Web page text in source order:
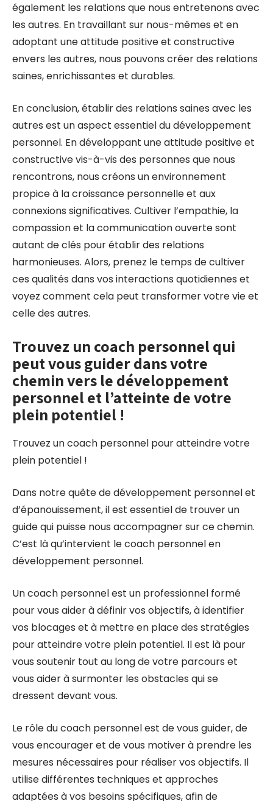
également les relations que nous entretenons avec
les autres. En travaillant sur nous-mêmes et en
adoptant une attitude positive et constructive
envers les autres, nous pouvons créer des relations
saines, enrichissantes et durables.
En conclusion, établir des relations saines avec les
autres est un aspect essentiel du développement
personnel. En développant une attitude positive et
constructive vis-à-vis des personnes que nous
rencontrons, nous créons un environnement
propice à la croissance personnelle et aux
connexions significatives. Cultiver l’empathie, la
compassion et la communication ouverte sont
autant de clés pour établir des relations
harmonieuses. Alors, prenez le temps de cultiver
ces qualités dans vos interactions quotidiennes et
voyez comment cela peut transformer votre vie et
celle des autres.
Trouvez un coach personnel qui
peut vous guider dans votre
chemin vers le développement
personnel et l’atteinte de votre
plein potentiel !
Trouvez un coach personnel pour atteindre votre
plein potentiel !
Dans notre quête de développement personnel et
d’épanouissement, il est essentiel de trouver un
guide qui puisse nous accompagner sur ce chemin.
C’est là qu’intervient le coach personnel en
développement personnel.
Un coach personnel est un professionnel formé
pour vous aider à définir vos objectifs, à identifier
vos blocages et à mettre en place des stratégies
pour atteindre votre plein potentiel. Il est là pour
vous soutenir tout au long de votre parcours et
vous aider à surmonter les obstacles qui se
dressent devant vous.
Le rôle du coach personnel est de vous guider, de
vous encourager et de vous motiver à prendre les
mesures nécessaires pour réaliser vos objectifs. Il
utilise différentes techniques et approches
adaptées à vos besoins spécifiques, afin de